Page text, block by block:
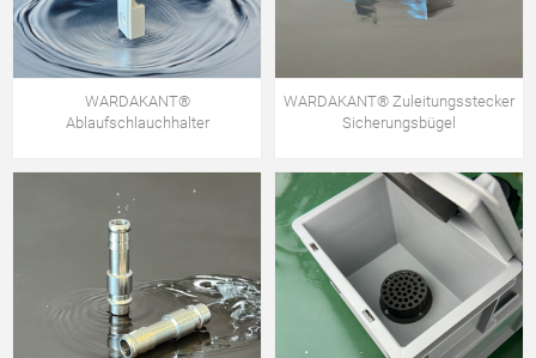
WARDAKANT®
Ablaufschlauchhalter
WARDAKANT® Zuleitungsstecker
Sicherungsbügel